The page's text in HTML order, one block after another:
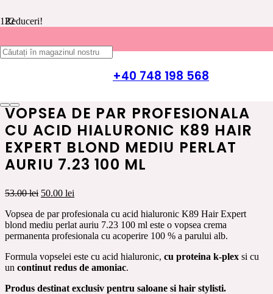
+40 748 198 568
Reduceri!
Prima pagină/INGRIJIRE PAR K89 HAIR EXPERT/VOPSEA
/ Vopsea de par profesionala cu acid hialuronic
VOPSEA DE PAR PROFESIONALA
CU ACID HIALURONIC K89 HAIR
EXPERT BLOND MEDIU PERLAT
AURIU 7.23 100 ML
53.00lei Prețul
a
fost:
53.00 lei.
50.00 lei
este:
50.00 lei.
Vopsea de par profesionala cu acid hialuronic K89 Hair Expert
blond mediu perlat auriu 7.23 100 ml este o vopsea crema
permanenta profesionala cu acoperire 100 % a parului alb.
Formula vopselei este cu acid hialuronic, cu proteina k-plex si cu
un continut redus de amoniac.
Produs destinat exclusiv pentru saloane si hair stylisti.